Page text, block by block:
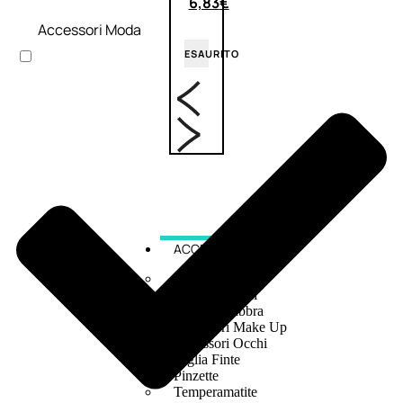
ESAURITO
ACCESSORI
Pennelli Viso
Pennelli Occhi
Pennelli Labbra
Accessori Make Up
Accessori Occhi
Ciglia Finte
Pinzette
Temperamatite
Accessori Moda